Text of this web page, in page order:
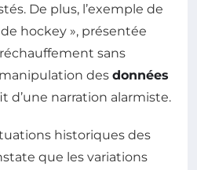
De plus, l’exemple de
hockey », présentée
sans
des données
d’une narration alarmiste.
historiques des
que les variations